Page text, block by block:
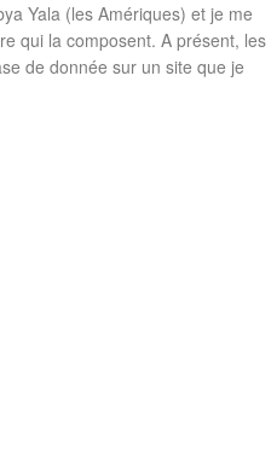
Yala (les Amériques) et je me
qui la composent. A présent, les
de donnée sur un site que je